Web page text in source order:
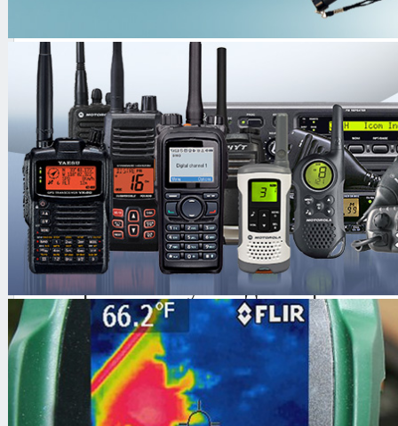
Комплектация
Метеллодетектор Garrett GTI
Катушка 9,5 дюймов
Катушка 12,5 дюймов
Наушники Garrett Deluxe
Фирменная сумка для переноски
Защитный чехол на
Видеодиск How to Find Lost